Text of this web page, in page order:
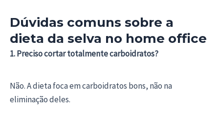
Dúvidas comuns sobre a
dieta da selva no home office
1. Preciso cortar totalmente carboidratos?
Não. A dieta foca em carboidratos bons, não na
eliminação deles.